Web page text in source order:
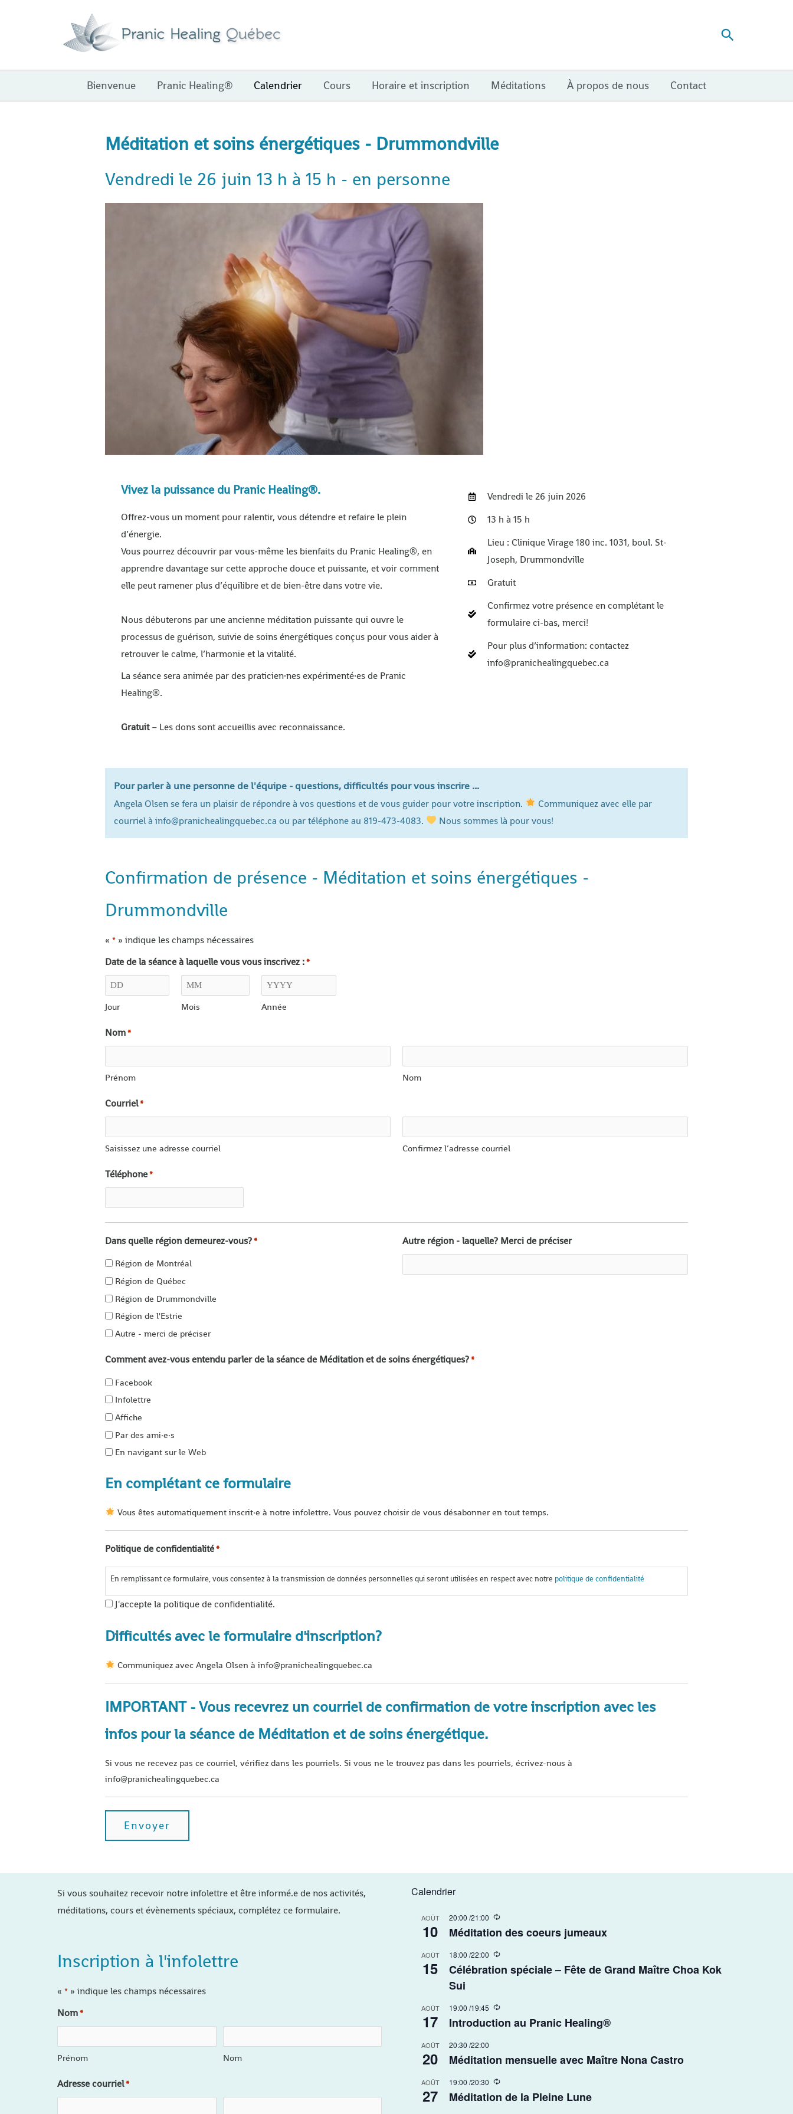
Bienvenue Pranic Healing® Calendrier Cours Horaire et inscription Méditations À propos de nous Contact
Méditation et soins énergétiques - Drummondville
Vendredi le 26 juin 13 h à 15 h - en personne
Vivez la puissance du Pranic Healing®.
Offrez-vous un moment pour ralentir, vous détendre et refaire le plein
d’énergie.
Vous pourrez découvrir par vous-même les bienfaits du Pranic Healing®, en
apprendre davantage sur cette approche douce et puissante, et voir comment
elle peut ramener plus d’équilibre et de bien-être dans votre vie.
Nous débuterons par une ancienne méditation puissante qui ouvre le
processus de guérison, suivie de soins énergétiques conçus pour vous aider à
retrouver le calme, l’harmonie et la vitalité.
La séance sera animée par des praticien·nes expérimenté·es de Pranic
Healing®.
Gratuit– Les dons sont accueillis avec reconnaissance.
Vendredi le 26 juin 2026
13 h à 15 h
Lieu : Clinique Virage 180 inc. 1031, boul. St-
Joseph, Drummondville
Gratuit
Confirmez votre présence en complétant le
formulaire ci-bas, merci!
Pour plus d’information: contactez
info@pranichealingquebec.ca
Pour parler à une personne de l'équipe - questions, difficultés pour vous inscrire ...
Angela Olsen se fera un plaisir de répondre à vos questions et de vous guider pour votre inscription.
Communiquez avec elle par
courriel à info@pranichealingquebec.ca ou par téléphone au 819-473-4083.
Nous sommes là pour vous!
Confirmation de présence - Méditation et soins énergétiques -
Drummondville
« * » indique les champs nécessaires
Date de la séance à laquelle vous vous inscrivez :*
Jour Mois Année
Nom*
Prénom Nom
Courriel*
Saisissez une adresse courriel Confirmez l’adresse courriel
Téléphone*
Dans quelle région demeurez-vous?*
Région de Montréal
Région de Québec
Région de Drummondville
Région de l'Estrie
Autre - merci de préciser
Autre région - laquelle? Merci de préciser
Comment avez-vous entendu parler de la séance de Méditation et de soins énergétiques?*
Facebook
Infolettre
Affiche
Par des ami·e·s
En navigant sur le Web
En complétant ce formulaire
Vous êtes automatiquement inscrit·e à notre infolettre. Vous pouvez choisir de vous désabonner en tout temps.
Politique de confidentialité*
En remplissant ce formulaire, vous consentez à la transmission de données personnelles qui seront utilisées en respect avec notre politique de confidentialité
J'accepte la politique de confidentialité.
Difficultés avec le formulaire d'inscription?
Communiquez avec Angela Olsen à info@pranichealingquebec.ca
IMPORTANT - Vous recevrez un courriel de confirmation de votre inscription avec les
infos pour la séance de Méditation et de soins énergétique.
Si vous ne recevez pas ce courriel, vérifiez dans les pourriels. Si vous ne le trouvez pas dans les pourriels, écrivez-nous à
info@pranichealingquebec.ca
Si vous souhaitez recevoir notre infolettre et être informé.e de nos activités,
méditations, cours et évènements spéciaux, complétez ce formulaire.
Inscription à l'infolettre
« * » indique les champs nécessaires
Nom*
Prénom Nom
Adresse courriel*
Calendrier
AOÛT
10
20:00 /21:00
R
c
r
i
Méditation des coeurs jumeaux
AOÛT
15
18:00 /22:00
R
c
i
n
g
Célébration spéciale – Fête de Grand Maître Choa Kok
Sui​
AOÛT
17
19:00 /19:45
R
c
i
g
Introduction au Pranic Healing®
AOÛT
20
20:30 /22:00
Méditation mensuelle avec Maître Nona Castro
AOÛT
27
19:00 /20:30
R
c
Méditation de la Pleine Lune